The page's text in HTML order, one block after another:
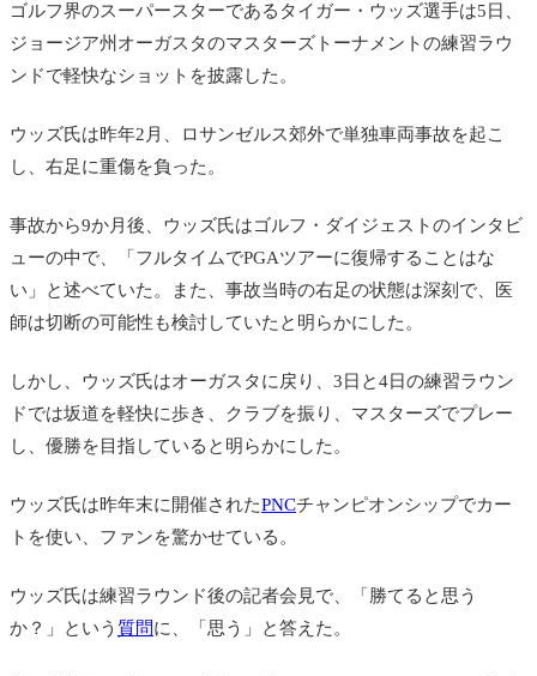
ゴルフ界のスーパースターであるタイガー・ウッズ選手は5日、
ジョージア州オーガスタのマスターズトーナメントの練習ラウ
ンドで軽快なショットを披露した。
ウッズ氏は昨年2月、ロサンゼルス郊外で単独車両事故を起こ
し、右足に重傷を負った。
事故から9か月後、ウッズ氏はゴルフ・ダイジェストのインタビ
ューの中で、「フルタイムでPGAツアーに復帰することはな
い」と述べていた。また、事故当時の右足の状態は深刻で、医
師は切断の可能性も検討していたと明らかにした。
しかし、ウッズ氏はオーガスタに戻り、3日と4日の練習ラウン
ドでは坂道を軽快に歩き、クラブを振り、マスターズでプレー
し、優勝を目指していると明らかにした。
ウッズ氏は昨年末に開催されたPNCチャンピオンシップでカー
トを使い、ファンを驚かせている。
ウッズ氏は練習ラウンド後の記者会見で、「勝てると思う
か？」という 質問に、「思う」と答えた。